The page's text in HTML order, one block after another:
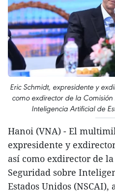
Eric Schmidt, expresidente y
como exdirector de la
Inteligencia Artificial de
Hanoi (VNA) - El
expresidente y
así como exdirector de
Seguridad sobre
Estados Unidos